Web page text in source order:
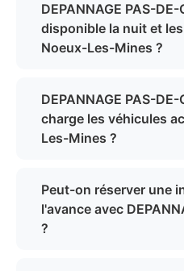
DEPANNAGE PAS-
disponible la nuit et
Noeux-Les-Mines ?
DEPANNAGE PAS-
charge les véhicules
Les-Mines ?
Peut-on réserver une
l'avance avec
?